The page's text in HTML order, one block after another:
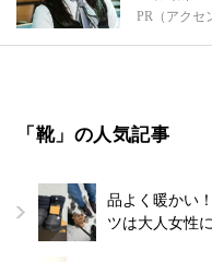
PR（アクセ
「靴」の人気記事
品よく暖かい
ツは大人女性